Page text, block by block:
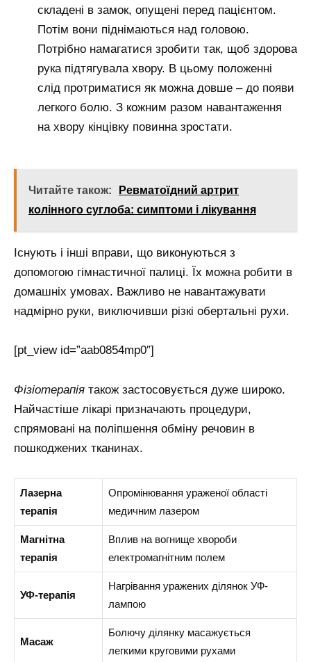
складені в замок, опущені перед пацієнтом.
Потім вони піднімаються над головою.
Потрібно намагатися зробити так, щоб здорова
рука підтягувала хвору. В цьому положенні
слід протриматися як можна довше – до появи
легкого болю. З кожним разом навантаження
на хвору кінцівку повинна зростати.
Читайте також:
Ревматоїдний артрит
колінного суглоба: симптоми і лікування
Існують і інші вправи, що виконуються з
допомогою гімнастичної палиці. Їх можна робити в
домашніх умовах. Важливо не навантажувати
надмірно руки, виключивши різкі обертальні рухи.
[pt_view id=”aab0854mp0″]
Фізіотерапія також застосовується дуже широко.
Найчастіше лікарі призначають процедури,
спрямовані на поліпшення обміну речовин в
пошкоджених тканинах.
Лазерна
терапія
Опромінювання ураженої області
медичним лазером
Магнітна
терапія
Вплив на вогнище хвороби
електромагнітним полем
УФ-терапія
Нагрівання уражених ділянок УФ-
лампою
Масаж
Болючу ділянку масажується
легкими круговими рухами